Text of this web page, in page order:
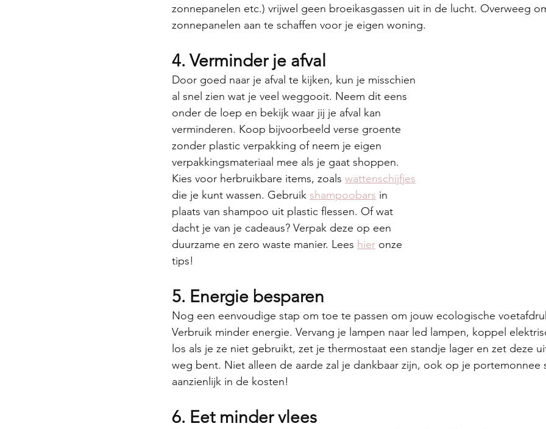
zonnepanelen etc.) vrijwel geen broeikasgassen uit in de lucht. Overweeg
zonnepanelen aan te schaffen voor je eigen woning.
4. Verminder je afval
Door goed naar je afval te kijken, kun je misschien
al snel zien wat je veel weggooit. Neem dit eens
onder de loep en bekijk waar jij je afval kan
verminderen. Koop bijvoorbeeld verse groente
zonder plastic verpakking of neem je eigen
verpakkingsmateriaal mee als je gaat shoppen.
Kies voor herbruikbare items, zoals wattenschijfjes
die je kunt wassen. Gebruik shampoobars in
plaats van shampoo uit plastic flessen. Of wat
dacht je van je cadeaus? Verpak deze op een
duurzame en zero waste manier. Lees hier onze
tips!
5. Energie besparen
Nog een eenvoudige stap om toe te passen om jouw ecologische
Verbruik minder energie. Vervang je lampen naar led lampen, koppel
los als je ze niet gebruikt, zet je thermostaat een standje lager en zet deze
weg bent. Niet alleen de aarde zal je dankbaar zijn, ook op je portemonnee
aanzienlijk in de kosten!
6. Eet minder vlees